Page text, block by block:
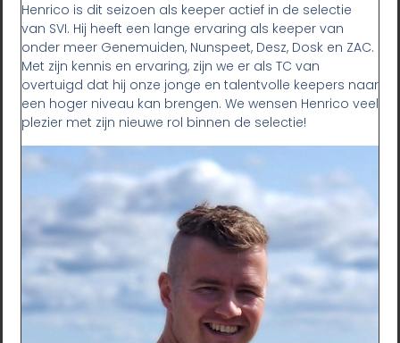
Henrico is dit seizoen als keeper actief in de selectie
van SVI. Hij heeft een lange ervaring als keeper van
onder meer Genemuiden, Nunspeet, Desz, Dosk en ZAC.
Met zijn kennis en ervaring, zijn we er als TC van
overtuigd dat hij onze jonge en talentvolle keepers naar
een hoger niveau kan brengen. We wensen Henrico veel
plezier met zijn nieuwe rol binnen de selectie!